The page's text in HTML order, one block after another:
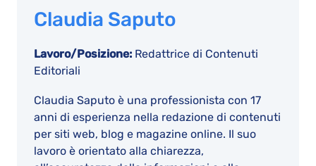
Claudia Saputo
Lavoro/Posizione: Redattrice di Contenuti
Editoriali
Claudia Saputo è una professionista con 17
anni di esperienza nella redazione di contenuti
per siti web, blog e magazine online. Il suo
lavoro è orientato alla chiarezza,